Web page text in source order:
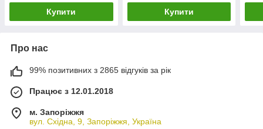
Купити Купити
Про нас
99% позитивних з 2865 відгуків за рік
Працює з 12.01.2018
м. Запоріжжя
вул. Східна, 9, Запоріжжя, Україна